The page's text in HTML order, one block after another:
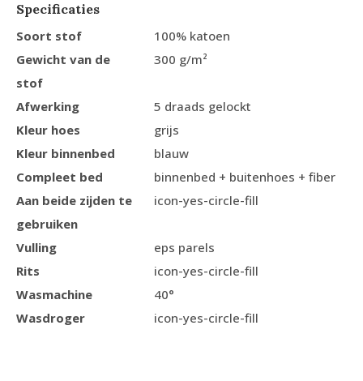
Specificaties
Soort stof
100% katoen
Gewicht van de
stof
300 g/m²
Afwerking
5 draads gelockt
Kleur hoes
grijs
Kleur binnenbed
blauw
Compleet bed
binnenbed + buitenhoes + fiber
Aan beide zijden te
gebruiken
icon-yes-circle-fill
Vulling
eps parels
Rits
icon-yes-circle-fill
Wasmachine
40°
Wasdroger
icon-yes-circle-fill